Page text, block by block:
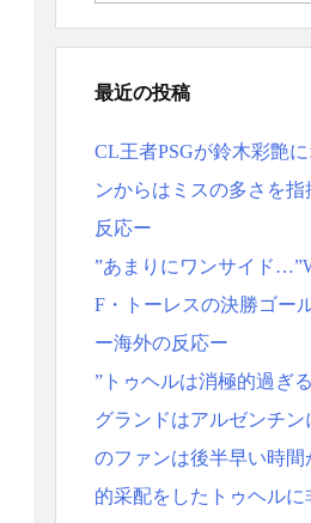
だ…」 日本の帰宅部の女子高生
リゴ残留希望もアロンソ監督は
スペイン紙
方」 リュディガー走法で60m超爆
」日本を不買する韓国の矛盾に海
ムクーヘンがすごい-韓国製「こん
の地震被害を受けても、次の日の
ルス大谷、満塁で勝負を避けられ
はMF竹内涼に決定！副キャプテ
の反応ｗｗｗｗｗｗｗｗｗｗｗｗ
最近の投稿
CL王者PSGが鈴木彩艶
ンからはミスの多さを
反応ー
”あまりにワンサイド
F・トーレスの決勝ゴー
ー海外の反応ー
”トゥヘルは消極的過ぎ
グランドはアルゼンチ
のファンは後半早い時
的采配をしたトゥヘル